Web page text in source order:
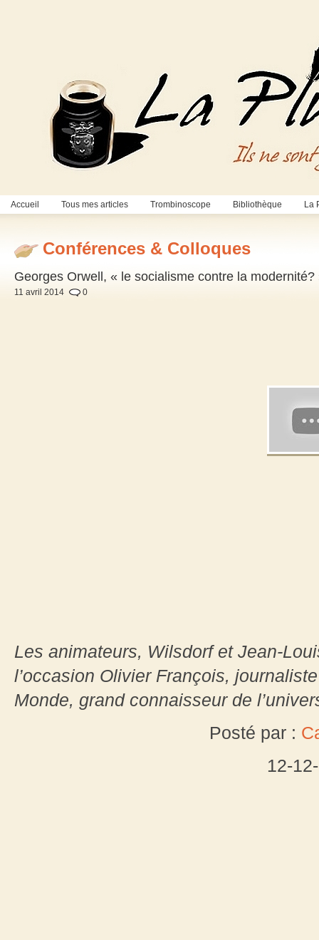
Accueil Tous mes articles Trombinoscope Bibliothèque La
Conférences & Colloques
Georges Orwell, « le socialisme contre la
11 avril 2014 0
Les animateurs, Wilsdorf et Jean-
l’occasion Olivier François,
Monde, grand connaisseur de
Posté par :
12-